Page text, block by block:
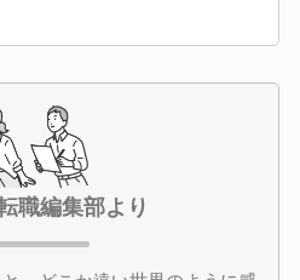
職編集部より